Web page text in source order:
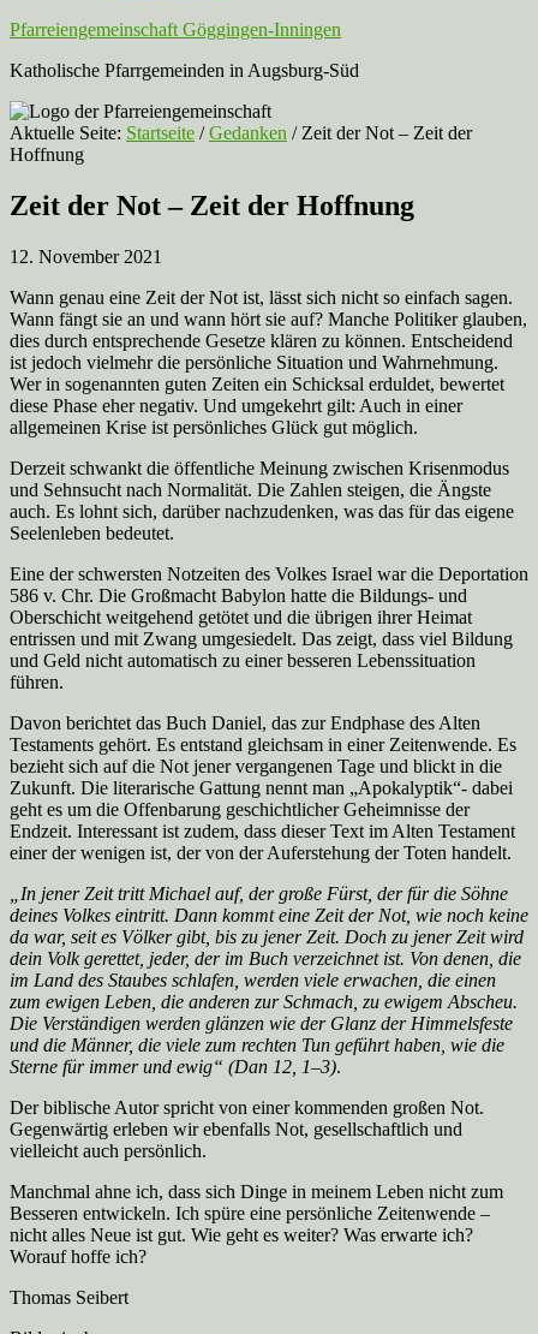
Pfarreiengemeinschaft Göggingen-Inningen
Katholische Pfarrgemeinden in Augsburg-Süd
Aktuelle Seite: Startseite / Gedanken /Zeit der Not – Zeit der
Hoffnung
Zeit der Not – Zeit der Hoffnung
12. November 2021
Wann genau eine Zeit der Not ist, lässt sich nicht so einfach sagen.
Wann fängt sie an und wann hört sie auf? Manche Politiker glauben,
dies durch entsprechende Gesetze klären zu können. Entscheidend
ist jedoch vielmehr die persönliche Situation und Wahrnehmung.
Wer in sogenannten guten Zeiten ein Schicksal erduldet, bewertet
diese Phase eher negativ. Und umgekehrt gilt: Auch in einer
allgemeinen Krise ist persönliches Glück gut möglich.
Derzeit schwankt die öffentliche Meinung zwischen Krisenmodus
und Sehnsucht nach Normalität. Die Zahlen steigen, die Ängste
auch. Es lohnt sich, darüber nachzudenken, was das für das eigene
Seelenleben bedeutet.
Eine der schwersten Notzeiten des Volkes Israel war die Deportation
586 v. Chr. Die Großmacht Babylon hatte die Bildungs- und
Oberschicht weitgehend getötet und die übrigen ihrer Heimat
entrissen und mit Zwang umgesiedelt. Das zeigt, dass viel Bildung
und Geld nicht automatisch zu einer besseren Lebenssituation
führen.
Davon berichtet das Buch Daniel, das zur Endphase des Alten
Testaments gehört. Es entstand gleichsam in einer Zeitenwende. Es
bezieht sich auf die Not jener vergangenen Tage und blickt in die
Zukunft. Die literarische Gattung nennt man „Apokalyptik“- dabei
geht es um die Offenbarung geschichtlicher Geheimnisse der
Endzeit. Interessant ist zudem, dass dieser Text im Alten Testament
einer der wenigen ist, der von der Auferstehung der Toten handelt.
„In jener Zeit tritt Michael auf, der große Fürst, der für die Söhne
deines Volkes eintritt. Dann kommt eine Zeit der Not, wie noch keine
da war, seit es Völker gibt, bis zu jener Zeit. Doch zu jener Zeit wird
dein Volk gerettet, jeder, der im Buch verzeichnet ist. Von denen, die
im Land des Staubes schlafen, werden viele erwachen, die einen
zum ewigen Leben, die anderen zur Schmach, zu ewigem Abscheu.
Die Verständigen werden glänzen wie der Glanz der Himmelsfeste
und die Männer, die viele zum rechten Tun geführt haben, wie die
Sterne für immer und ewig“ (Dan 12, 1–3).
Der biblische Autor spricht von einer kommenden großen Not.
Gegenwärtig erleben wir ebenfalls Not, gesellschaftlich und
vielleicht auch persönlich.
Manchmal ahne ich, dass sich Dinge in meinem Leben nicht zum
Besseren entwickeln. Ich spüre eine persönliche Zeitenwende –
nicht alles Neue ist gut. Wie geht es weiter? Was erwarte ich?
Worauf hoffe ich?
Thomas Seibert